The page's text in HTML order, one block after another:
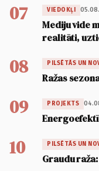
07 VIEDOKĻI
Mediju vide
realitāti,
08 PILSĒTĀS UN
Ražas
09 PROJEKTS
10 PILSĒTĀS UN
Graudu